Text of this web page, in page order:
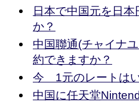
日本で中国元を日
か？
中国聯通(チャイナ
約できますか？
今 1元のレートは
中国に任天堂